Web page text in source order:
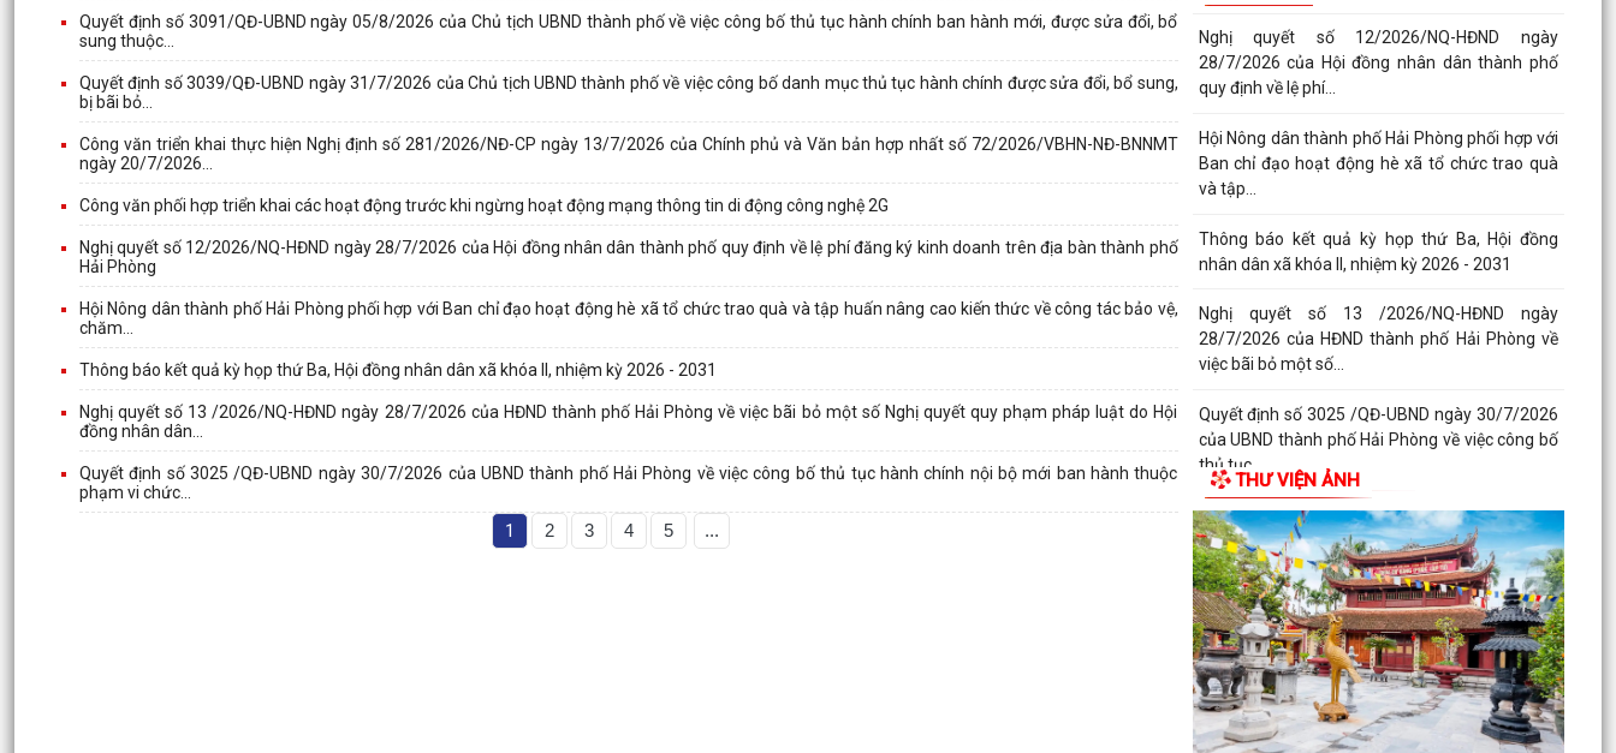
Quyết định số 3091/QĐ-UBND ngày 05/8/2026 của Chủ tịch UBND thành phố về việc công bố thủ tục hành chính ban hành mới, được sửa đổi, bổ
sung thuộc...
Quyết định số 3039/QĐ-UBND ngày 31/7/2026 của Chủ tịch UBND thành phố về việc công bố danh mục thủ tục hành chính được sửa đổi, bổ sung,
bị bãi bỏ...
Công văn triển khai thực hiện Nghị định số 281/2026/NĐ-CP ngày 13/7/2026 của Chính phủ và Văn bản hợp nhất số 72/2026/VBHN-NĐ-BNNMT
ngày 20/7/2026...
Công văn phối hợp triển khai các hoạt động trước khi ngừng hoạt động mạng thông tin di động công nghệ 2G
Nghị quyết số 12/2026/NQ-HĐND ngày 28/7/2026 của Hội đồng nhân dân thành phố quy định về lệ phí đăng ký kinh doanh trên địa bàn thành phố
Hải Phòng
Hội Nông dân thành phố Hải Phòng phối hợp với Ban chỉ đạo hoạt động hè xã tổ chức trao quà và tập huấn nâng cao kiến thức về công tác bảo vệ,
chăm...
Thông báo kết quả kỳ họp thứ Ba, Hội đồng nhân dân xã khóa II, nhiệm kỳ 2026 - 2031
Nghị quyết số 13 /2026/NQ-HĐND ngày 28/7/2026 của HĐND thành phố Hải Phòng về việc bãi bỏ một số Nghị quyết quy phạm pháp luật do Hội
đồng nhân dân...
Quyết định số 3025 /QĐ-UBND ngày 30/7/2026 của UBND thành phố Hải Phòng về việc công bố thủ tục hành chính nội bộ mới ban hành thuộc
phạm vi chức...
1 2 3 4 5 ...
Nghị quyết số 12/2026/NQ-HĐND ngày
28/7/2026 của Hội đồng nhân dân thành phố
quy định về lệ phí...
Hội Nông dân thành phố Hải Phòng phối hợp với
Ban chỉ đạo hoạt động hè xã tổ chức trao quà
và tập...
Thông báo kết quả kỳ họp thứ Ba, Hội đồng
nhân dân xã khóa II, nhiệm kỳ 2026 - 2031
Nghị quyết số 13 /2026/NQ-HĐND ngày
28/7/2026 của HĐND thành phố Hải Phòng về
việc bãi bỏ một số...
Quyết định số 3025 /QĐ-UBND ngày 30/7/2026
của UBND thành phố Hải Phòng về việc công bố
thủ tục...
Quyết định về việc kiện toàn đội ngũ tuyên
truyền viên cơ sở trên địa bàn xã Bắc Thanh
Miện
Kế hoạch triển khai thực hiện Quyết định số
61/2026/QĐ-UBND ngày 22/07/2026 của UBND
thành phố Hải...
Quyết định số 2944/QĐ-UBND ngày 27/07/2026
của Ủy ban nhân dân Thành phố về việc công bố
THƯ VIỆN ẢNH